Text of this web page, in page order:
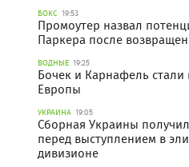
БОКС 19:53
Промоутер назвал
Паркера после
ВОДНЫЕ 19:25
Бочек и Карнафель
Европы
УКРАИНА 19:05
Сборная Украины
перед выступлением в
дивизионе